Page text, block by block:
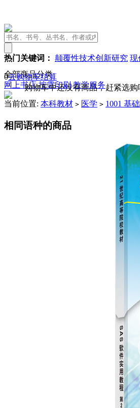
热门关键词： 颠覆性技术创新研究 现
0去购物车结算
购物车中还没有商品，赶紧选购
全部商品分类
网上书店按需印刷 教学服务
当前位置: 本科教材 > 医学 > 1001 基
相同语种的商品